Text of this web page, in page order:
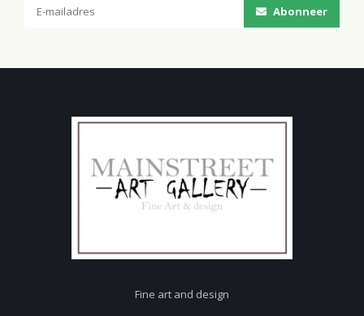
Abonneer
Fine art and design